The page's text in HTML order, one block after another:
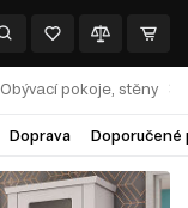
Obývací pokoje, stěny
Doprava Doporučené